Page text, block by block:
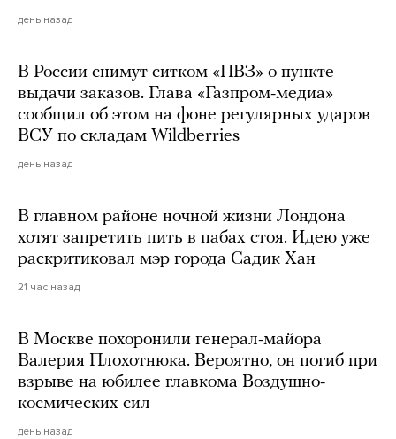
день назад
В России снимут ситком «ПВЗ» о пункте
выдачи заказов. Глава «Газпром-медиа»
сообщил об этом на фоне регулярных ударов
ВСУ по складам Wildberries
день назад
В главном районе ночной жизни Лондона
хотят запретить пить в пабах стоя. Идею уже
раскритиковал мэр города Садик Хан
21 час назад
В Москве похоронили генерал-майора
Валерия Плохотнюка. Вероятно, он погиб при
взрыве на юбилее главкома Воздушно-
космических сил
день назад